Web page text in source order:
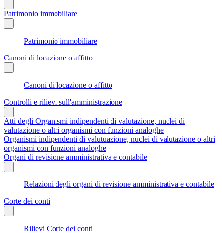
Patrimonio immobiliare
Patrimonio immobiliare
Canoni di locazione o affitto
Canoni di locazione o affitto
Controlli e rilievi sull'amministrazione
Atti degli Organismi indipendenti di valutazione, nuclei di
valutazione o altri organismi con funzioni analoghe
Organismi indipendenti di valutuazione, nuclei di valutazione o altri
organismi con funzioni analoghe
Organi di revisione amministrativa e contabile
Relazioni degli organi di revisione amministrativa e contabile
Corte dei conti
Rilievi Corte dei conti